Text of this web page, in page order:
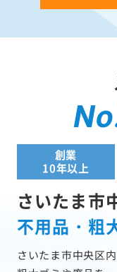
創業
10年以上
さいたま市
不用品・粗
さいたま市中央区